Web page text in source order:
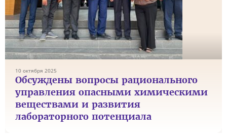
10 октября 2025
Обсуждены вопросы рационального
управления опасными химическими
веществами и развития
лабораторного потенциала